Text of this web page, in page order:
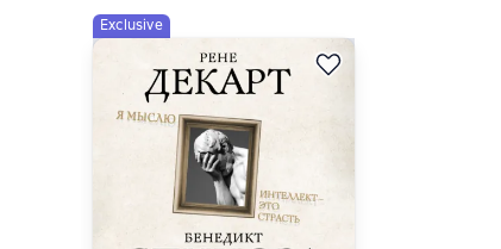
Exclusive